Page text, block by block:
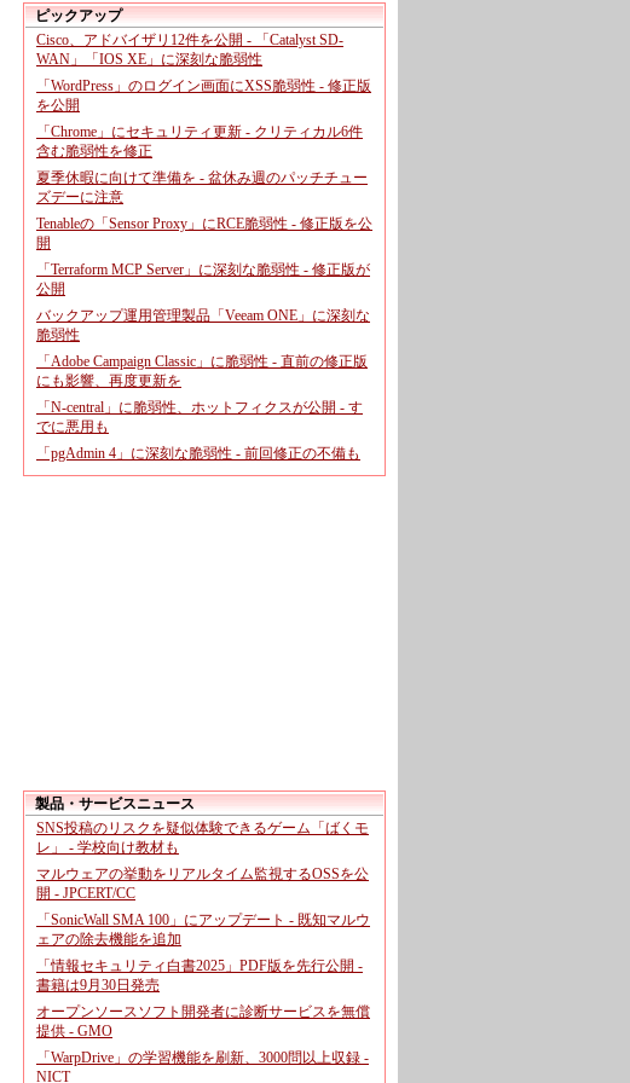
ピックアップ
Cisco、アドバイザリ12件を公開 - 「Catalyst SD-
WAN」「IOS XE」に深刻な脆弱性
「WordPress」のログイン画面にXSS脆弱性 - 修正版
を公開
「Chrome」にセキュリティ更新 - クリティカル6件
含む脆弱性を修正
夏季休暇に向けて準備を - 盆休み週のパッチチュー
ズデーに注意
Tenableの「Sensor Proxy」にRCE脆弱性 - 修正版を公
開
「Terraform MCP Server」に深刻な脆弱性 - 修正版が
公開
バックアップ運用管理製品「Veeam ONE」に深刻な
脆弱性
「Adobe Campaign Classic」に脆弱性 - 直前の修正版
にも影響、再度更新を
「N-central」に脆弱性、ホットフィクスが公開 - す
でに悪用も
「pgAdmin 4」に深刻な脆弱性 - 前回修正の不備も
製品・サービスニュース
SNS投稿のリスクを疑似体験できるゲーム「ばくモ
レ」 - 学校向け教材も
マルウェアの挙動をリアルタイム監視するOSSを公
開 - JPCERT/CC
「SonicWall SMA 100」にアップデート - 既知マルウ
ェアの除去機能を追加
「情報セキュリティ白書2025」PDF版を先行公開 -
書籍は9月30日発売
オープンソースソフト開発者に診断サービスを無償
提供 - GMO
「WarpDrive」の学習機能を刷新、3000問以上収録 -
NICT